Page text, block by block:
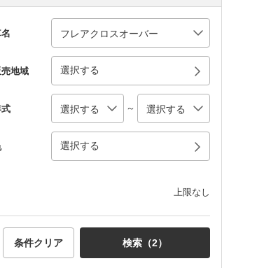
売地域 選択する
～
選択する
上限なし
条件クリア 検索（2）